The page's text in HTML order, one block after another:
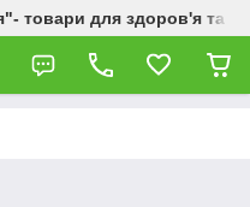
товари для здоров'я та